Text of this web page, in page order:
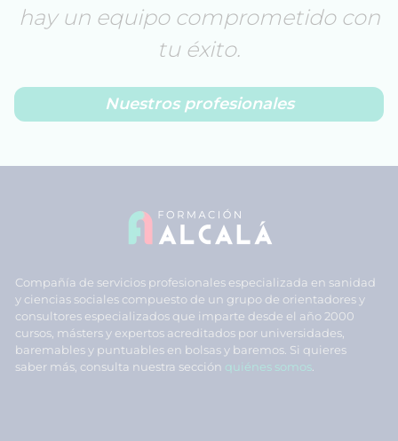
hay un equipo comprometido con
tu éxito.
Nuestros profesionales
Compañía de servicios profesionales especializada en sanidad
y ciencias sociales compuesto de un grupo de orientadores y
consultores especializados que imparte desde el año 2000
cursos, másters y expertos acreditados por universidades,
baremables y puntuables en bolsas y baremos. Si quieres
saber más, consulta nuestra sección quiénes somos